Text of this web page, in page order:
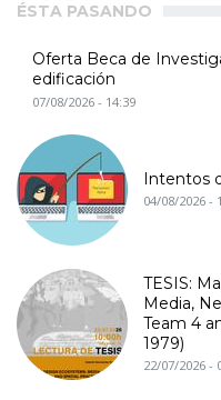
ÉSTA PASANDO
Oferta Beca de
edificación
07/08/2026 - 14:39
Intentos
04/08/2026 -
TESIS:
Media,
Team 4
1979)
22/07/2026 -